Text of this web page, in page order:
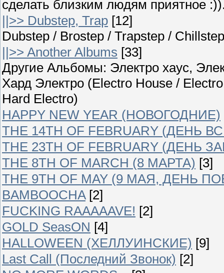
сделать близким людям приятное
||>> Dubstep, Trap [12]
Dubstep / Brostep / Trapstep /
||>> Another Albums [33]
Другие Альбомы: Электро хаус,
Хард Электро (Electro House /
Hard Electro)
HAPPY NEW YEAR (НОВОГОДНИЕ)
THE 14TH OF FEBRUARY (ДЕНЬ
THE 23TH OF FEBRUARY (ДЕНЬ
THE 8TH OF MARCH (8 МАРТА) [3]
THE 9TH OF MAY (9 МАЯ, ДЕНЬ
BAMBOOCHA [2]
FUCKING RAAAAAVE! [2]
GOLD SeasON [4]
HALLOWEEN (ХЕЛЛУИНСКИЕ) [9]
Last Call (Последний Звонок) [2]